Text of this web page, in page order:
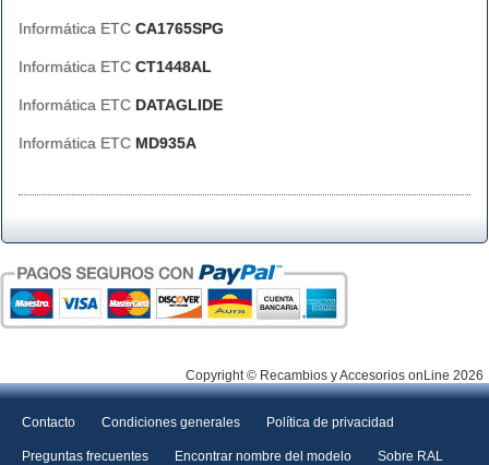
Informática ETC CA1765SPG
Informática ETC CT1448AL
Informática ETC DATAGLIDE
Informática ETC MD935A
Copyright © Recambios y Accesorios onLine 2026
Contacto Condiciones generales Política de privacidad
Preguntas frecuentes Encontrar nombre del modelo Sobre RAL